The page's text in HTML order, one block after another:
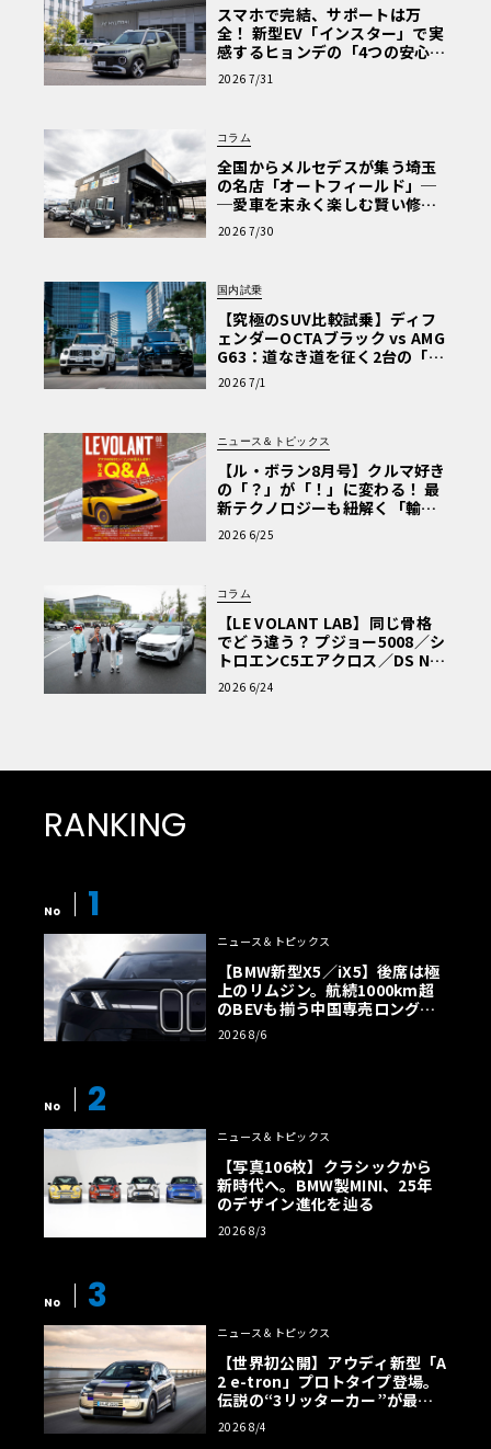
スマホで完結、サポートは万
全！ 新型EV「インスター」で実
感するヒョンデの「4つの安心」
【第1回・ヒョンデ6つの疑問：
Why? Hyundai?】〈PR〉
2026 7/31
コラム
全国からメルセデスが集う埼玉
の名店「オートフィールド」─
─愛車を末永く楽しむ賢い修理
術と、プロがフックス製オイル
を選ぶ理由〈PR〉
2026 7/30
国内試乗
【究極のSUV比較試乗】ディフ
ェンダーOCTAブラック vs AMG
G63：道なき道を征く2台の「対
極的アプローチ」
2026 7/1
ニュース＆トピックス
【ル・ボラン8月号】クルマ好き
の「？」が「！」に変わる！ 最
新テクノロジーも紐解く「輸入
車Q&A」
2026 6/25
コラム
【LE VOLANT LAB】同じ骨格
でどう違う？ プジョー5008／シ
トロエンC5エアクロス／DS Nº4
読者一気乗りレポート
2026 6/24
RANKING
No 1
ニュース＆トピックス
【BMW新型X5／iX5】後席は極
上のリムジン。航続1000km超
のBEVも揃う中国専売ロング仕
様の全貌
2026 8/6
No 2
ニュース＆トピックス
【写真106枚】クラシックから
新時代へ。BMW製MINI、25年
のデザイン進化を辿る
2026 8/3
No 3
ニュース＆トピックス
【世界初公開】アウディ新型「A
2 e-tron」プロトタイプ登場。
伝説の“3リッターカー”が最高
効率エントリーBEVとして復活
【画像38枚】
2026 8/4